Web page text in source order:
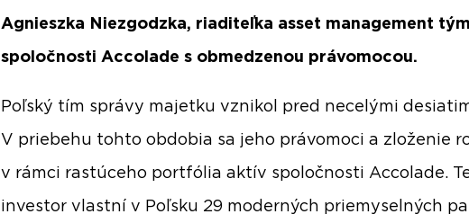
Agnieszka Niezgodzka, riaditeľka asset management
spoločnosti Accolade s obmedzenou právomocou.
Poľský tím správy majetku vznikol pred necelými
V priebehu tohto obdobia sa jeho právomoci a zloženie
v rámci rastúceho portfólia aktív spoločnosti Accolade.
investor vlastní v Poľsku 29 moderných priemyselných